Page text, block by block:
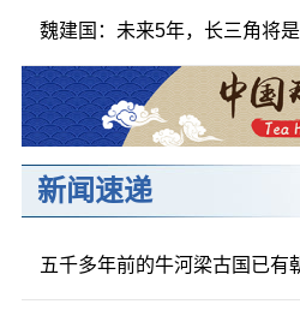
魏建国：未来5年，长三角将
新闻速递
五千多年前的牛河梁古国已有